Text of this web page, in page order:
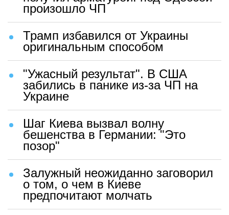
произошло ЧП
Трамп избавился от Украины
оригинальным способом
"Ужасный результат". В США
забились в панике из-за ЧП на
Украине
Шаг Киева вызвал волну
бешенства в Германии: "Это
позор"
Залужный неожиданно заговорил
о том, о чем в Киеве
предпочитают молчать